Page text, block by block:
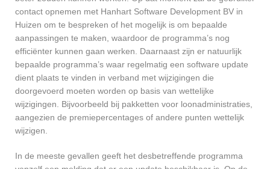
contact opnemen met Hanhart Software Development BV in
Huizen om te bespreken of het mogelijk is om bepaalde
aanpassingen te maken, waardoor de programma’s nog
efficiënter kunnen gaan werken. Daarnaast zijn er natuurlijk
bepaalde programma’s waar regelmatig een software update
dient plaats te vinden in verband met wijzigingen die
doorgevoerd moeten worden op basis van wettelijke
wijzigingen. Bijvoorbeeld bij pakketten voor loonadministraties,
aangezien de premiepercentages of andere punten wettelijk
wijzigen.
In de meeste gevallen geeft het desbetreffende programma